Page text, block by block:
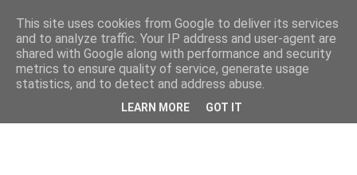
This site uses cookies from Google to deliver its services
and to analyze traffic. Your IP address and user-agent are
shared with Google along with performance and security
metrics to ensure quality of service, generate usage
statistics, and to detect and address abuse.
LEARN MORE GOT IT